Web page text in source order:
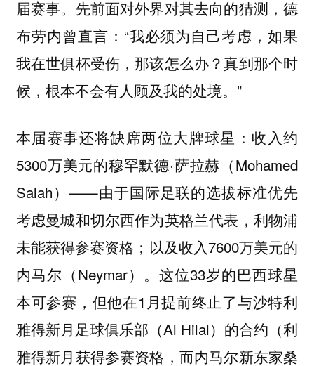
届赛事。先前面对外界对其去向的猜测，德
布劳内曾直言：“我必须为自己考虑，如果
我在世俱杯受伤，那该怎么办？真到那个时
候，根本不会有人顾及我的处境。”
本届赛事还将缺席两位大牌球星：收入约
5300万美元的穆罕默德·萨拉赫（Mohamed
Salah）——由于国际足联的选拔标准优先
考虑曼城和切尔西作为英格兰代表，利物浦
未能获得参赛资格；以及收入7600万美元的
内马尔（Neymar）。这位33岁的巴西球星
本可参赛，但他在1月提前终止了与沙特利
雅得新月足球俱乐部（Al Hilal）的合约（利
雅得新月获得参赛资格，而内马尔新东家桑